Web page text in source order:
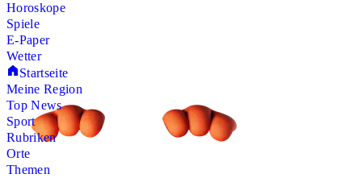
Horoskope
Spiele
E-Paper
Wetter
Startseite
Meine Region
Top News
Sport
Rubriken
Orte
Themen